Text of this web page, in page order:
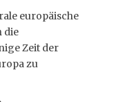
europäische
die
Zeit der
zu